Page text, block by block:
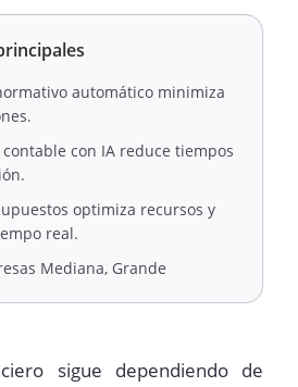
automático minimiza
con IA reduce tiempos
optimiza recursos y
real.
Mediana, Grande
sigue dependiendo de